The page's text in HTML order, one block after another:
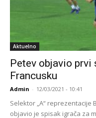
Aktuelno
Petev objavio prvi
Francusku
Admin - 12/03/2021 - 10:41
Selektor „A“ reprezentacije
objavio je spisak igrača za